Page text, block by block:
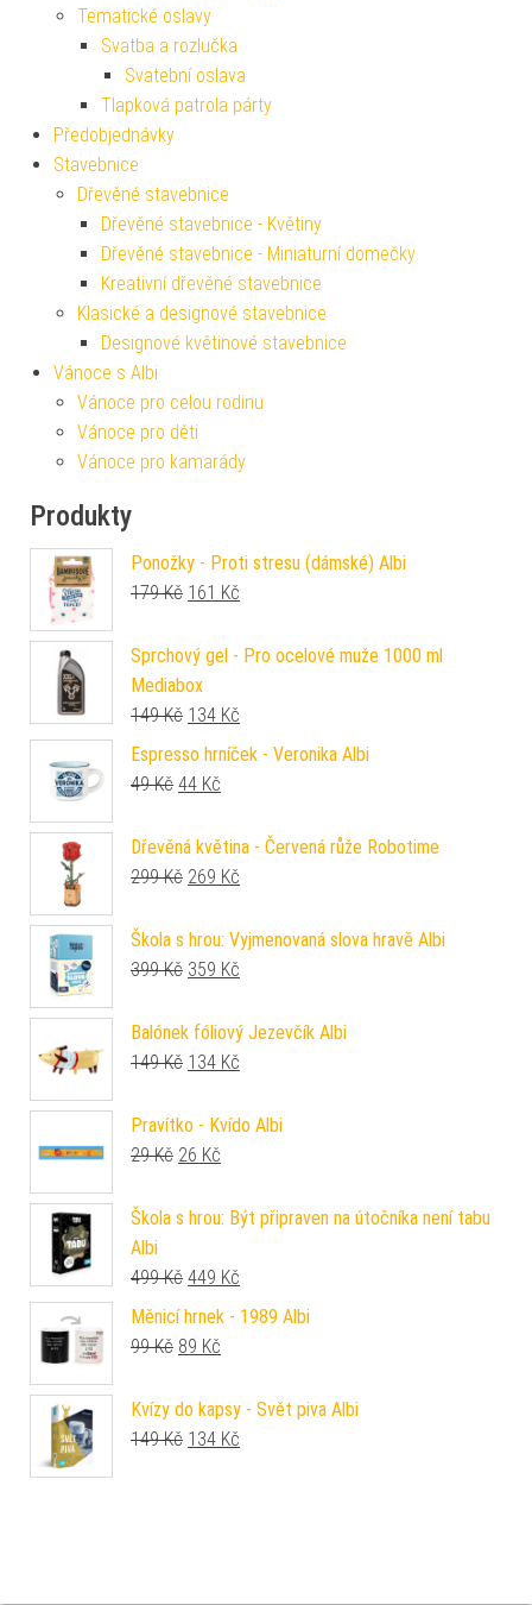
Tematické oslavy
Svatba a rozlučka
Svatební oslava
Tlapková patrola párty
Předobjednávky
Stavebnice
Dřevěné stavebnice
Dřevěné stavebnice - Květiny
Dřevěné stavebnice - Miniaturní domečky
Kreativní dřevěné stavebnice
Klasické a designové stavebnice
Designové květinové stavebnice
Vánoce s Albi
Vánoce pro celou rodinu
Vánoce pro děti
Vánoce pro kamarády
Produkty
Ponožky - Proti stresu (dámské) Albi
179Kč Původní cena byla: 179 Kč.
161 Kč
Sprchový gel - Pro ocelové muže 1000 ml
Mediabox
149Kč Původní cena byla: 149 Kč.
134 Kč
Espresso hrníček - Veronika Albi
49Kč Původní cena byla: 49 Kč.
44 Kč
Dřevěná květina - Červená růže Robotime
299Kč Původní cena byla: 299 Kč.
269 Kč
Škola s hrou: Vyjmenovaná slova hravě Albi
399Kč Původní cena byla: 399 Kč.
359 Kč
Balónek fóliový Jezevčík Albi
149Kč Původní cena byla: 149 Kč.
134 Kč
Pravítko - Kvído Albi
29Kč Původní cena byla: 29 Kč.
26 Kč
Škola s hrou: Být připraven na útočníka není tabu
Albi
499Kč Původní cena byla: 499 Kč.
449 Kč
Měnicí hrnek - 1989 Albi
99Kč Původní cena byla: 99 Kč.
89 Kč
Kvízy do kapsy - Svět piva Albi
149Kč Původní cena byla: 149 Kč.
134 Kč